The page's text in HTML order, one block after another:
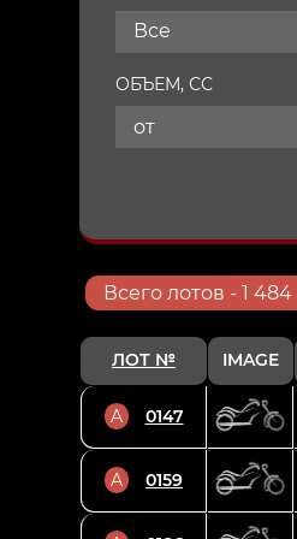
Все
ОБЪЕМ, СС
Всего лотов - 1 484
ЛОТ № IMAGE
A 0147
A 0159